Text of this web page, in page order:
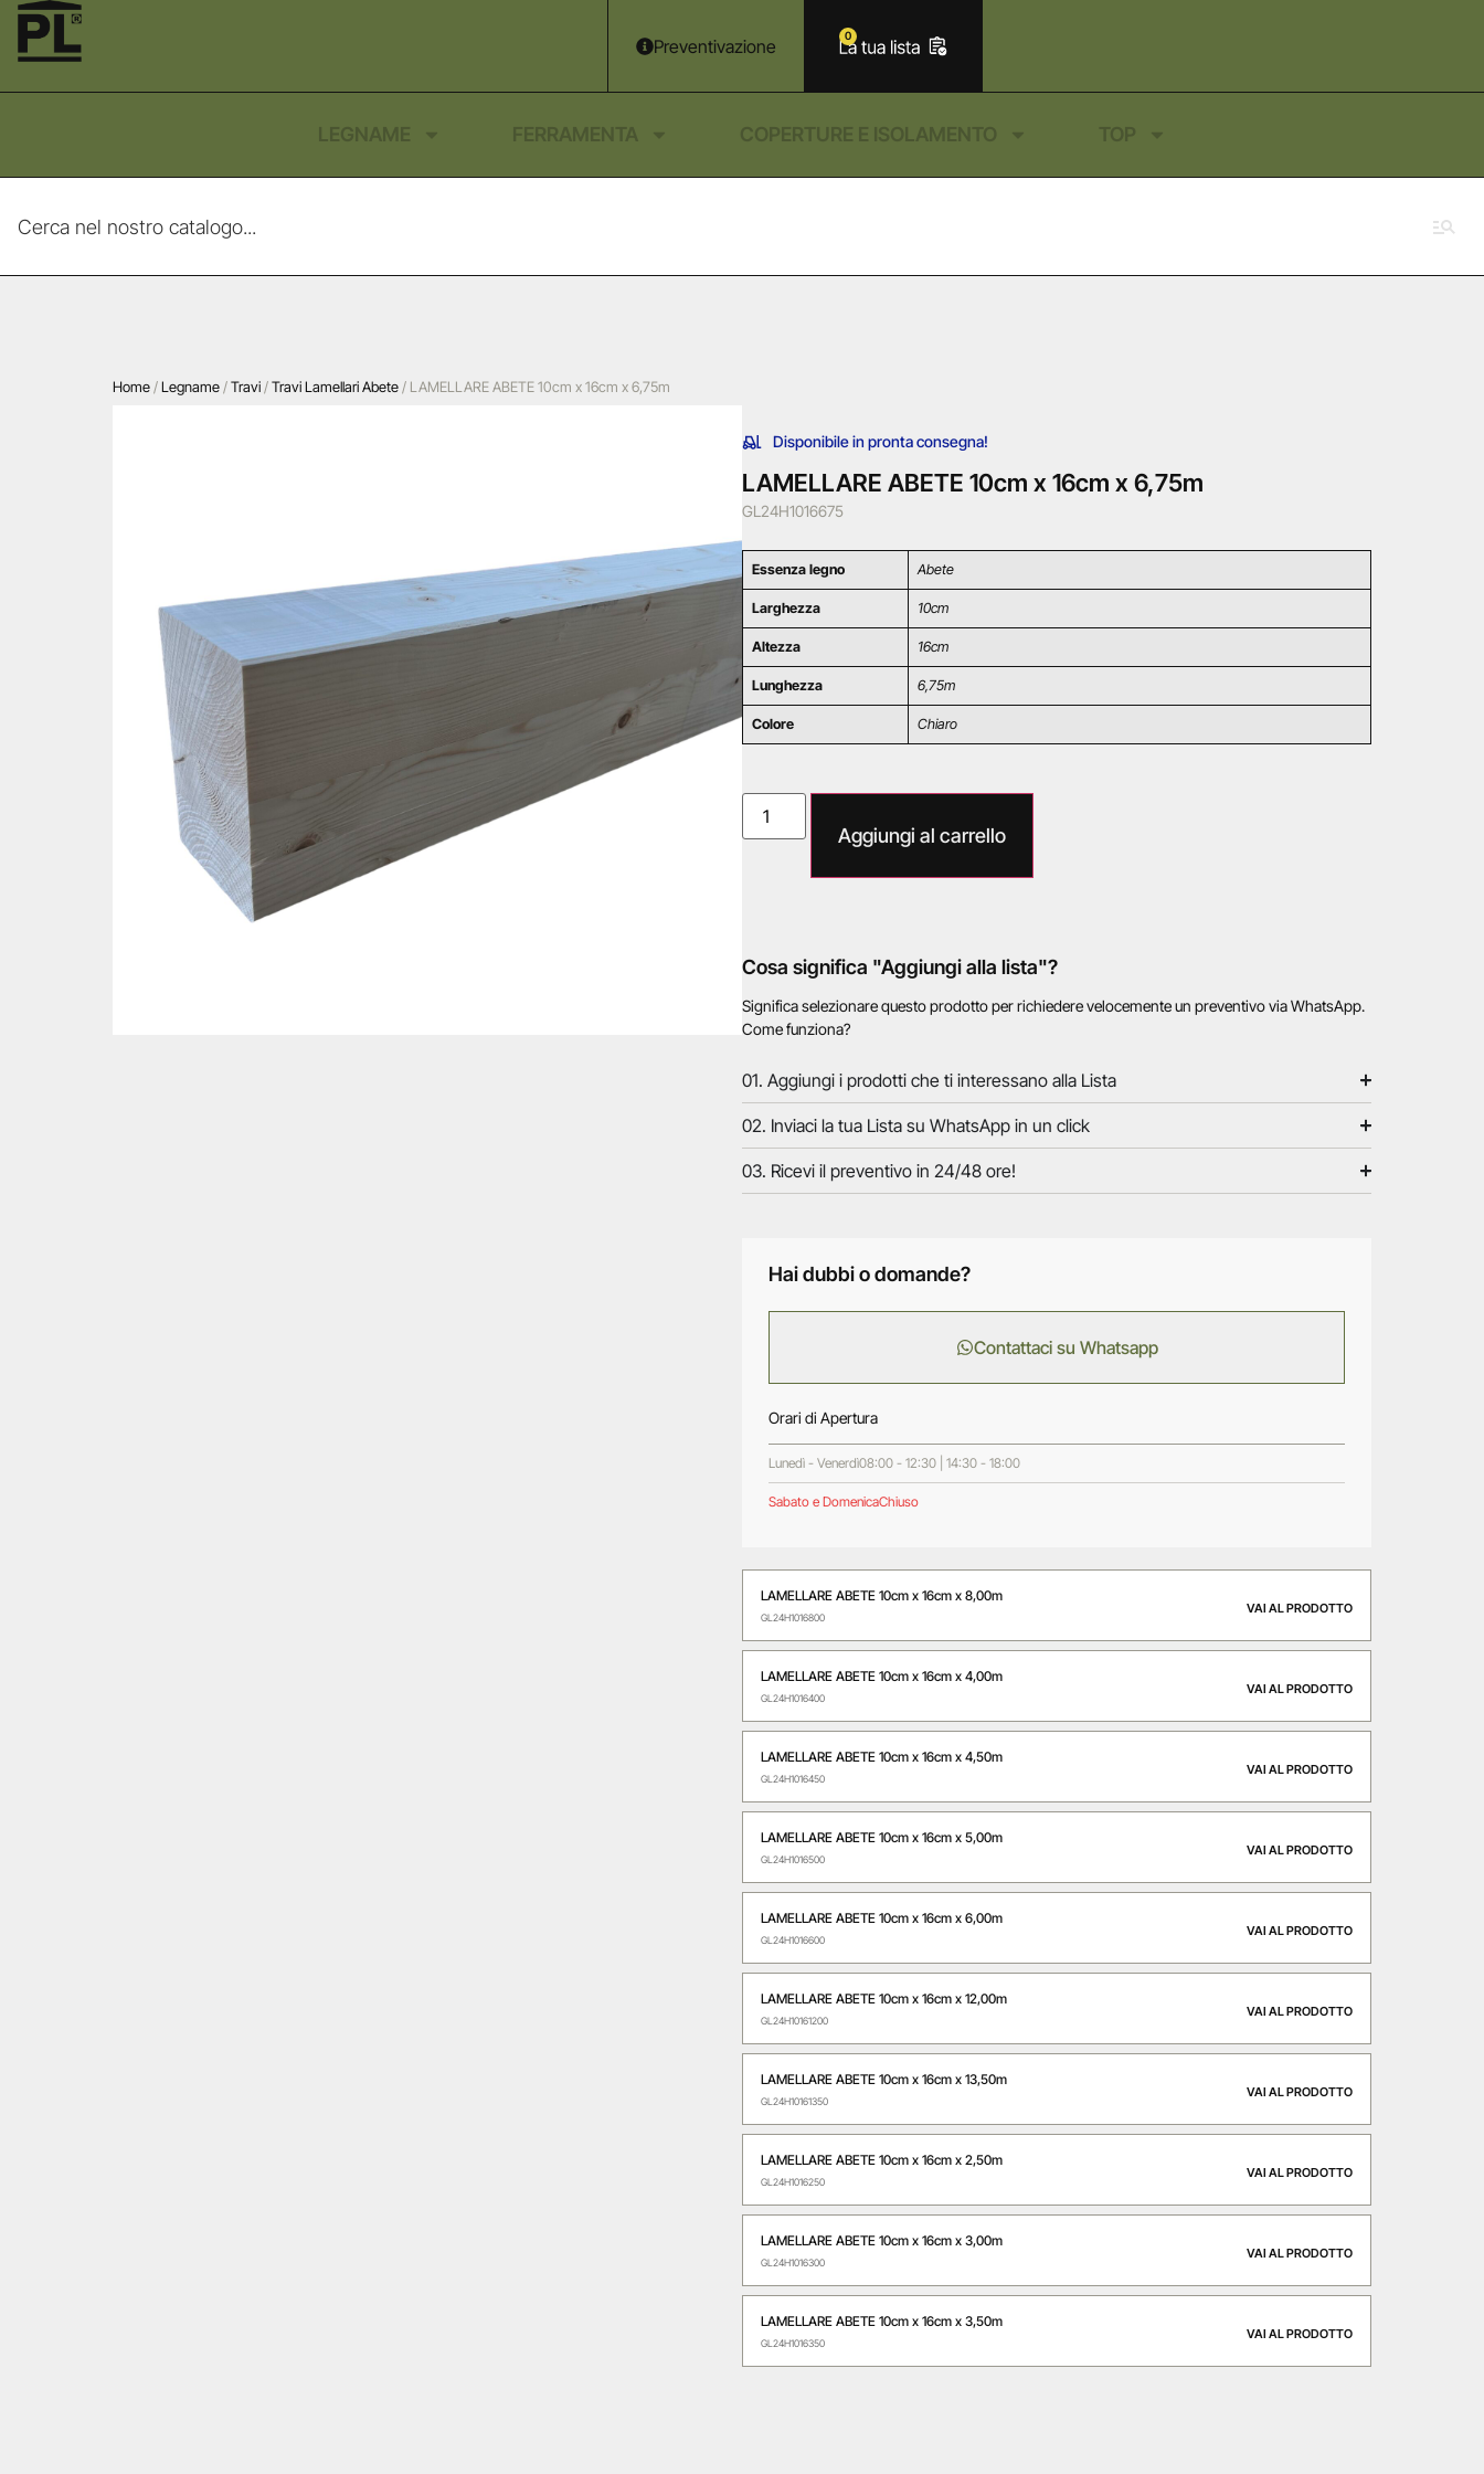
Preventivazione 0
LEGNAME FERRAMENTA COPERTURE E ISOLAMENTO TOP
Home /Legname /Travi /Travi Lamellari Abete / LAMELLARE ABETE 10cm x 16cm x 6,75m
Disponibile in pronta consegna!
LAMELLARE ABETE 10cm x 16cm x 6,75m
GL24H1016675
Essenza legno Abete
Larghezza 10cm
Altezza 16cm
Lunghezza 6,75m
Colore Chiaro
Aggiungi al carrello
Cosa significa "Aggiungi alla lista"?
Significa selezionare questo prodotto per richiedere velocemente un preventivo via WhatsApp.
Come funziona?
01. Aggiungi i prodotti che ti interessano alla Lista
02. Inviaci la tua Lista su WhatsApp in un click
03. Ricevi il preventivo in 24/48 ore!
Hai dubbi o domande?
Contattaci su Whatsapp
Orari di Apertura
Lunedì - Venerdì08:00 - 12:30 | 14:30 - 18:00
Sabato e DomenicaChiuso
LAMELLARE ABETE 10cm x 16cm x 8,00m
GL24H1016800
VAI AL PRODOTTO
LAMELLARE ABETE 10cm x 16cm x 4,00m
GL24H1016400
VAI AL PRODOTTO
LAMELLARE ABETE 10cm x 16cm x 4,50m
GL24H1016450
VAI AL PRODOTTO
LAMELLARE ABETE 10cm x 16cm x 5,00m
GL24H1016500
VAI AL PRODOTTO
LAMELLARE ABETE 10cm x 16cm x 6,00m
GL24H1016600
VAI AL PRODOTTO
LAMELLARE ABETE 10cm x 16cm x 12,00m
GL24H10161200
VAI AL PRODOTTO
LAMELLARE ABETE 10cm x 16cm x 13,50m
GL24H10161350
VAI AL PRODOTTO
LAMELLARE ABETE 10cm x 16cm x 2,50m
GL24H1016250
VAI AL PRODOTTO
LAMELLARE ABETE 10cm x 16cm x 3,00m
GL24H1016300
VAI AL PRODOTTO
LAMELLARE ABETE 10cm x 16cm x 3,50m
GL24H1016350
VAI AL PRODOTTO